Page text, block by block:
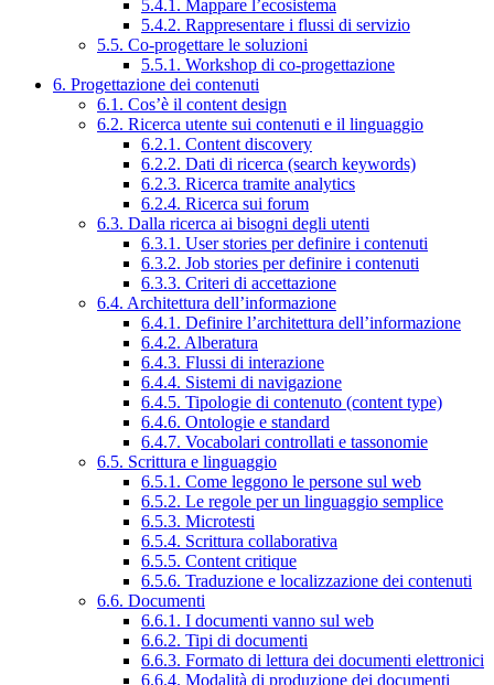
5.4.1. Mappare l’ecosistema
5.4.2. Rappresentare i flussi di servizio
5.5. Co-progettare le soluzioni
5.5.1. Workshop di co-progettazione
6. Progettazione dei contenuti
6.1. Cos’è il content design
6.2. Ricerca utente sui contenuti e il linguaggio
6.2.1. Content discovery
6.2.2. Dati di ricerca (search keywords)
6.2.3. Ricerca tramite analytics
6.2.4. Ricerca sui forum
6.3. Dalla ricerca ai bisogni degli utenti
6.3.1. User stories per definire i contenuti
6.3.2. Job stories per definire i contenuti
6.3.3. Criteri di accettazione
6.4. Architettura dell’informazione
6.4.1. Definire l’architettura dell’informazione
6.4.2. Alberatura
6.4.3. Flussi di interazione
6.4.4. Sistemi di navigazione
6.4.5. Tipologie di contenuto (content type)
6.4.6. Ontologie e standard
6.4.7. Vocabolari controllati e tassonomie
6.5. Scrittura e linguaggio
6.5.1. Come leggono le persone sul web
6.5.2. Le regole per un linguaggio semplice
6.5.3. Microtesti
6.5.4. Scrittura collaborativa
6.5.5. Content critique
6.5.6. Traduzione e localizzazione dei contenuti
6.6. Documenti
6.6.1. I documenti vanno sul web
6.6.2. Tipi di documenti
6.6.3. Formato di lettura dei documenti elettronici
6.6.4. Modalità di produzione dei documenti